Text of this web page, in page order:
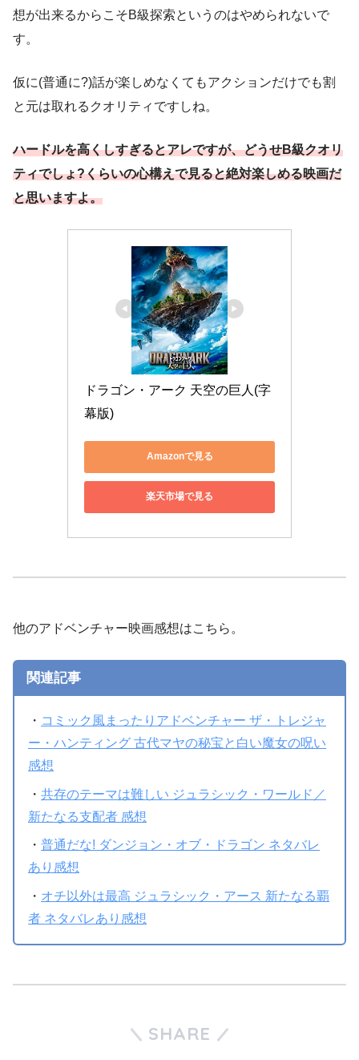
想が出来るからこそB級探索というのはやめられないで
す。
仮に(普通に?)話が楽しめなくてもアクションだけでも割
と元は取れるクオリティですしね。
ハードルを高くしすぎるとアレですが、どうせB級クオリ
ティでしょ?くらいの心構えで見ると絶対楽しめる映画だ
と思いますよ。
ドラゴン・アーク 天空の巨人(字
幕版)
Amazonで見る
楽天市場で見る
他のアドベンチャー映画感想はこちら。
関連記事
・ コミック風まったりアドベンチャー ザ・トレジャ
ー・ハンティング 古代マヤの秘宝と白い魔女の呪い
感想
・共存のテーマは難しい ジュラシック・ワールド／
新たなる支配者 感想
・普通だな! ダンジョン・オブ・ドラゴン ネタバレ
あり感想
・ オチ以外は最高 ジュラシック・アース 新たなる覇
者 ネタバレあり感想
SHARE